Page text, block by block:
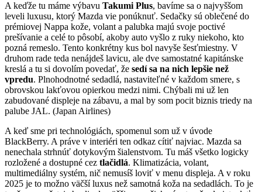
A keďže tu máme výbavu Takumi Plus, bavíme sa o najvyššom
leveli luxusu, ktorý Mazda vie ponúknuť. Sedačky sú oblečené do
prémiovej Nappa kože, volant a palubka majú svoje poctivé
prešívanie a celé to pôsobí, akoby auto vyšlo z ruky niekoho, kto
pozná remeslo. Tento konkrétny kus bol navyše šesťmiestny. V
druhom rade teda nenájdeš lavicu, ale dve samostatné kapitánske
kreslá a tu si dovolím povedať, že sedí sa na nich lepšie než
vpredu. Plnohodnotné sedadlá, nastaviteľné v každom smere, s
obrovskou lakťovou opierkou medzi nimi. Chýbali mi už len
zabudované displeje na zábavu, a mal by som pocit biznis triedy na
palube JAL. (Japan Airlines)
A keď sme pri technológiách, spomenul som už v úvode
BlackBerry. A práve v interiéri ten odkaz cítiť najviac. Mazda sa
nenechala strhnúť dotykovým šialenstvom. Tu máš všetko logicky
rozložené a dostupné cez tlačidlá. Klimatizácia, volant,
multimediálny systém, nič nemusíš loviť v menu displeja. A v roku
2025 je to možno väčší luxus než samotná koža na sedadlách. To je